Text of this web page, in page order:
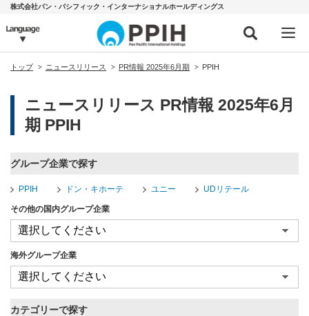
株式会社パン・パシフィック・インターナショナルホールディングス
トップ ニュースリリース PR情報 2025年6月期 PPIH
ニュースリリース PR情報 2025年6月
期 PPIH
グループ企業で探す
PPIH ドン・キホーテ ユニー UDリテール
その他の国内グループ企業
海外グループ企業
カテゴリーで探す